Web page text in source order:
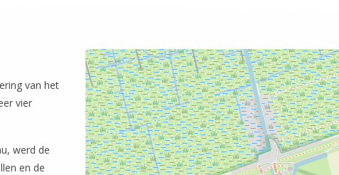
van het
vier
werd de
en de